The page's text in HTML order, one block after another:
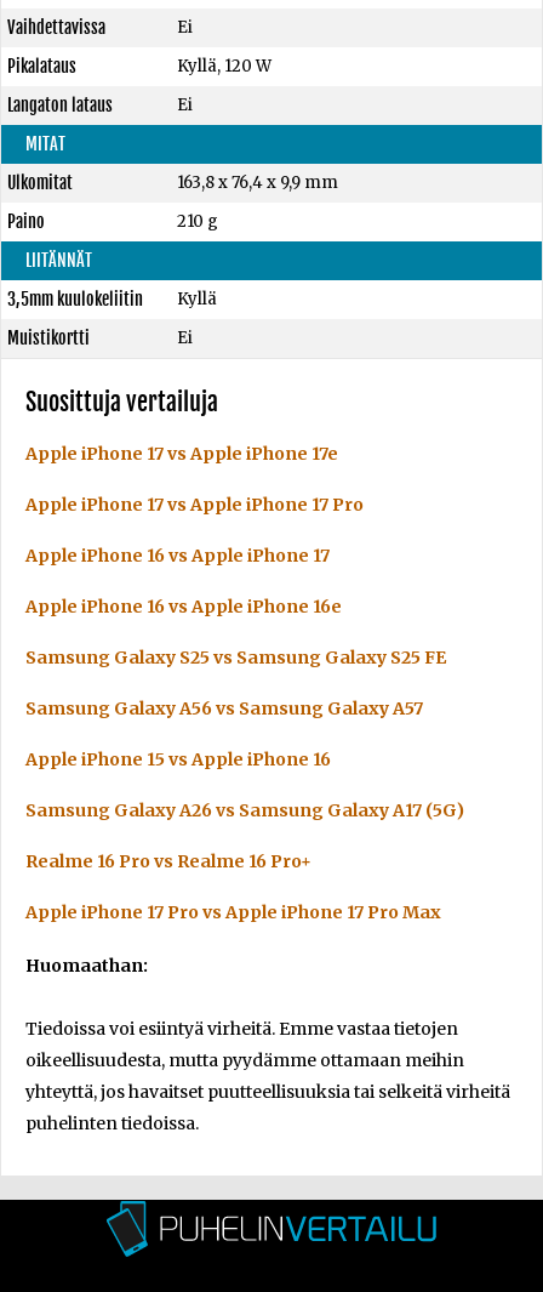
Vaihdettavissa
Ei
Pikalataus
Kyllä, 120 W
Langaton lataus
Ei
MITAT
Ulkomitat
163,8 x 76,4 x 9,9 mm
Paino
210 g
LIITÄNNÄT
3,5mm kuulokeliitin
Kyllä
Muistikortti
Ei
Suosittuja vertailuja
Apple iPhone 17 vs Apple iPhone 17e
Apple iPhone 17 vs Apple iPhone 17 Pro
Apple iPhone 16 vs Apple iPhone 17
Apple iPhone 16 vs Apple iPhone 16e
Samsung Galaxy S25 vs Samsung Galaxy S25 FE
Samsung Galaxy A56 vs Samsung Galaxy A57
Apple iPhone 15 vs Apple iPhone 16
Samsung Galaxy A26 vs Samsung Galaxy A17 (5G)
Realme 16 Pro vs Realme 16 Pro+
Apple iPhone 17 Pro vs Apple iPhone 17 Pro Max
Huomaathan:
Tiedoissa voi esiintyä virheitä. Emme vastaa tietojen
oikeellisuudesta, mutta pyydämme ottamaan meihin
yhteyttä, jos havaitset puutteellisuuksia tai selkeitä virheitä
puhelinten tiedoissa.